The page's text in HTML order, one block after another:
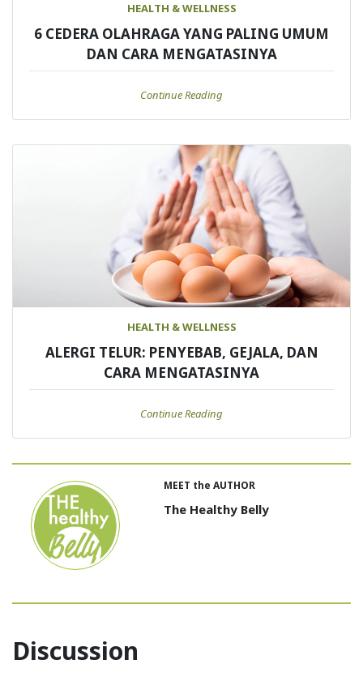
HEALTH & WELLNESS
6 CEDERA OLAHRAGA YANG PALING UMUM
DAN CARA MENGATASINYA
Continue Reading
HEALTH & WELLNESS
ALERGI TELUR: PENYEBAB, GEJALA, DAN
CARA MENGATASINYA
Continue Reading
MEET the AUTHOR
The Healthy Belly
Discussion